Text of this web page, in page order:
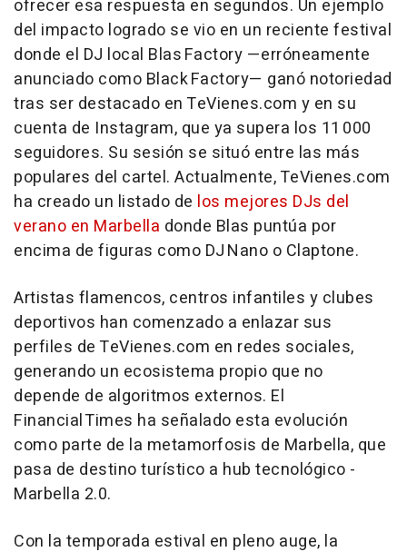
ofrecer esa respuesta en segundos. Un ejemplo
del impacto logrado se vio en un reciente festival
donde el DJ local Blas Factory —erróneamente
anunciado como Black Factory— ganó notoriedad
tras ser destacado en TeVienes.com y en su
cuenta de Instagram, que ya supera los 11 000
seguidores. Su sesión se situó entre las más
populares del cartel. Actualmente, TeVienes.com
ha creado un listado de los mejores DJs del
verano en Marbella donde Blas puntúa por
encima de figuras como DJ Nano o Claptone.
Artistas flamencos, centros infantiles y clubes
deportivos han comenzado a enlazar sus
perfiles de TeVienes.com en redes sociales,
generando un ecosistema propio que no
depende de algoritmos externos. El
Financial Times ha señalado esta evolución
como parte de la metamorfosis de Marbella, que
pasa de destino turístico a hub tecnológico -
Marbella 2.0.
Con la temporada estival en pleno auge, la